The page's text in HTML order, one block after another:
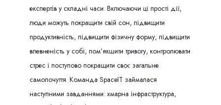
експертів у складні часи. Включаючи ці прості дії,
люди можуть покращити свій сон, підвищити
продуктивність, підвищити фізичну форму, підвищити
впевненість у собі, пом’якшити тривогу, контролювати
стрес і поступово покращити своє загальне
самопочуття. Команда SpaceIT займалася
наступними завданнями: хмарна інфраструктура,